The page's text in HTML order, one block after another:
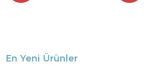
En Yeni Ürünler